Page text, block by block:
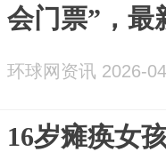
会门票”，
环球网资讯 2026-
16岁瘫痪女